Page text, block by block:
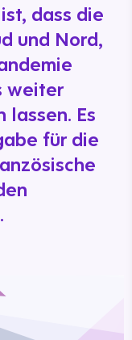
dass die
und Nord,
weiter
lassen. Es
für die